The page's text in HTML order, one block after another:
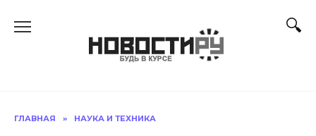
ГЛАВНАЯ » НАУКА И ТЕХНИКА